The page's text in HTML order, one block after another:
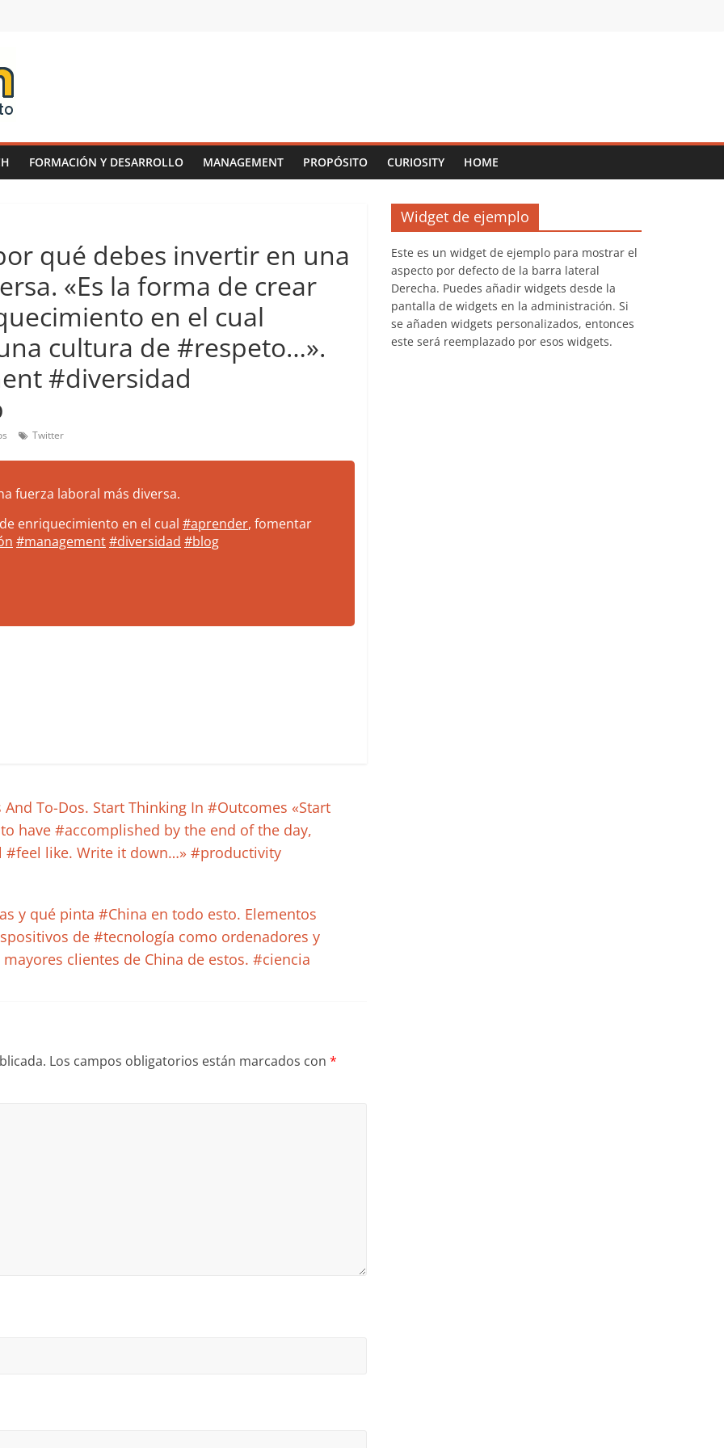
FORMACIÓN Y DESARROLLO MANAGEMENT PROPÓSITO CURIOSITY HOME
qué debes invertir en una
«Es la forma de crear
en el cual
cultura de #respeto…».
#diversidad
Twitter
fuerza laboral más diversa.
enriquecimiento en el cual #aprender, fomentar
#management#diversidad #blog
To-Dos. Start Thinking In #Outcomes «Start
have #accomplished by the end of the day,
#feel like. Write it down…» #productivity
y qué pinta #China en todo esto. Elementos
de #tecnología como ordenadores y
clientes de China de estos. #ciencia
Los campos obligatorios están marcados con *
Widget de ejemplo
Este es un widget de ejemplo para mostrar el
aspecto por defecto de la barra lateral
Derecha. Puedes añadir widgets desde la
pantalla de widgets en la administración. Si
se añaden widgets personalizados, entonces
este será reemplazado por esos widgets.